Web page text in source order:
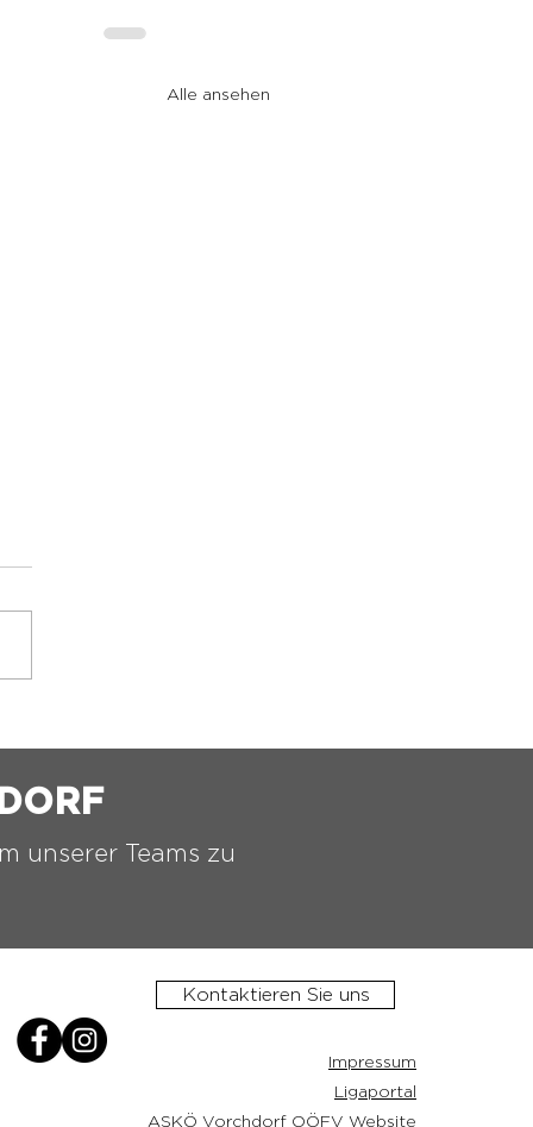
Alle ansehen
unserer Teams zu
Kontaktieren Sie uns
Impressum
Ligaportal
ASKÖ Vorchdorf OÖFV Website